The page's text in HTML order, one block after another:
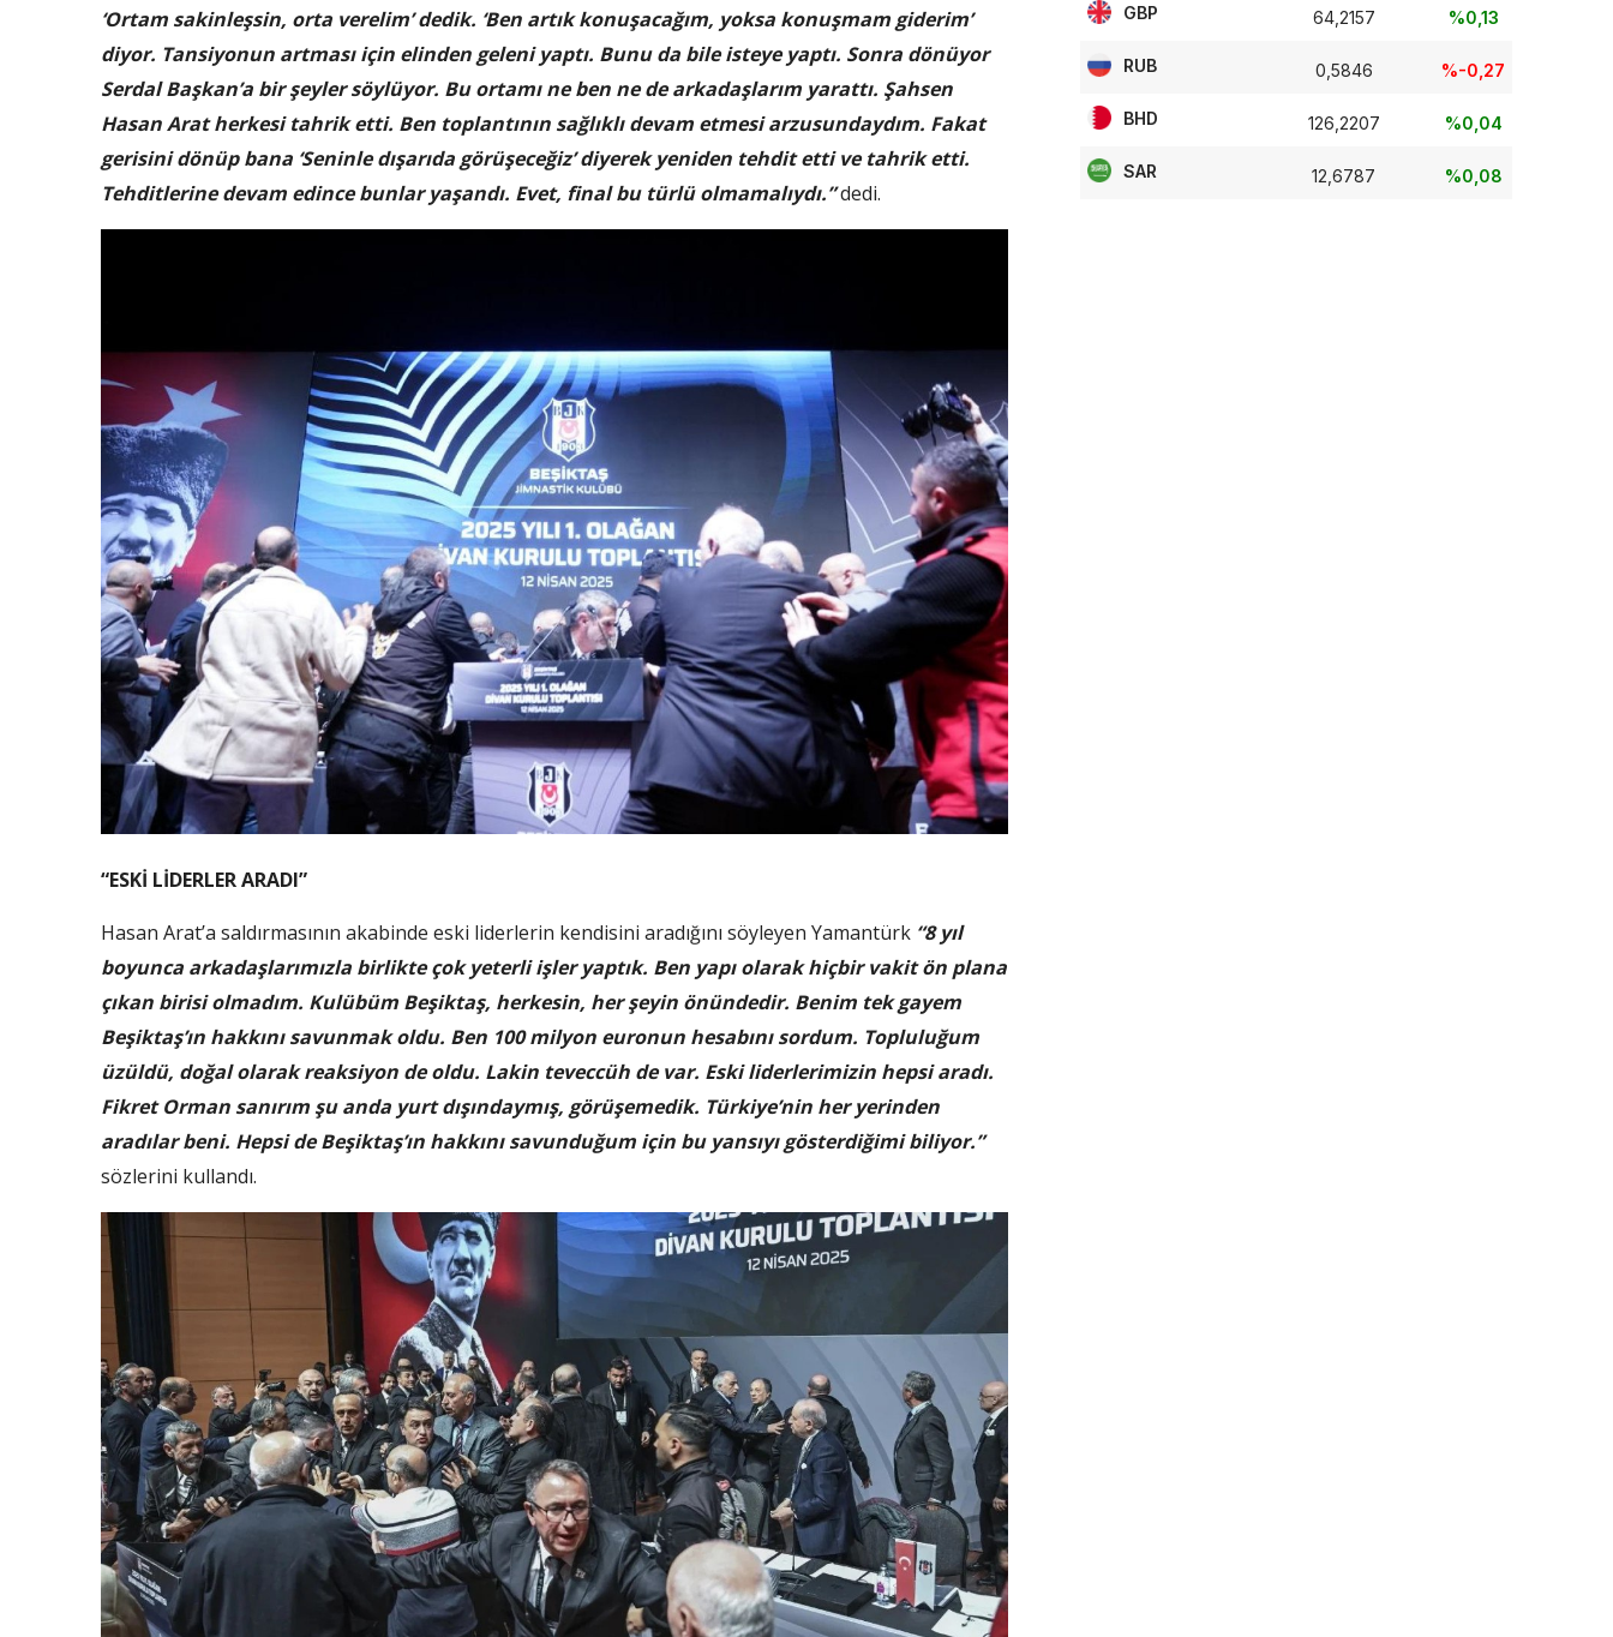
‘Ortam sakinleşsin, orta verelim’ dedik. ‘Ben artık konuşacağım, yoksa konuşmam giderim’
diyor. Tansiyonun artması için elinden geleni yaptı. Bunu da bile isteye yaptı. Sonra dönüyor
Serdal Başkan’a bir şeyler söylüyor. Bu ortamı ne ben ne de arkadaşlarım yarattı. Şahsen
Hasan Arat herkesi tahrik etti. Ben toplantının sağlıklı devam etmesi arzusundaydım. Fakat
gerisini dönüp bana ‘Seninle dışarıda görüşeceğiz’ diyerek yeniden tehdit etti ve tahrik etti.
Tehditlerine devam edince bunlar yaşandı. Evet, final bu türlü olmamalıydı.”dedi.
“ESKİ LİDERLER ARADI”
Hasan Arat’a saldırmasının akabinde eski liderlerin kendisini aradığını söyleyen Yamantürk “8 yıl
boyunca arkadaşlarımızla birlikte çok yeterli işler yaptık. Ben yapı olarak hiçbir vakit ön plana
çıkan birisi olmadım. Kulübüm Beşiktaş, herkesin, her şeyin önündedir. Benim tek gayem
Beşiktaş’ın hakkını savunmak oldu. Ben 100 milyon euronun hesabını sordum. Topluluğum
üzüldü, doğal olarak reaksiyon de oldu. Lakin teveccüh de var. Eski liderlerimizin hepsi aradı.
Fikret Orman sanırım şu anda yurt dışındaymış, görüşemedik. Türkiye’nin her yerinden
aradılar beni. Hepsi de Beşiktaş’ın hakkını savunduğum için bu yansıyı gösterdiğimi biliyor.”
sözlerini kullandı.
GBP 64,2157 %0,13
RUB 0,5846 %-0,27
BHD 126,2207 %0,04
SAR 12,6787 %0,08